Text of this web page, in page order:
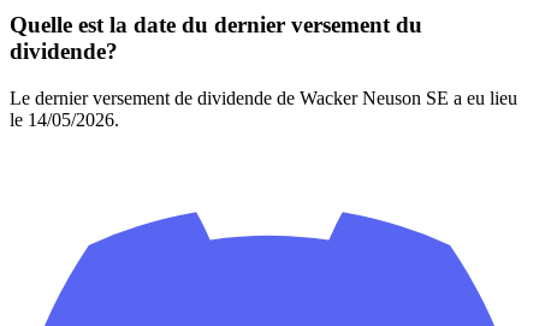
Quelle est la date du dernier versement du
dividende?
Le dernier versement de dividende de Wacker Neuson SE a eu lieu
le 14/05/2026.